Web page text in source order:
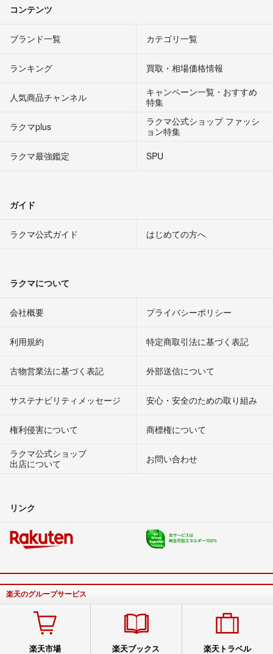
コンテンツ
ブランド一覧 カテゴリ一覧
ランキング 買取・相場価格情報
人気商品チャンネル
キャンペーン一覧・おすすめ
特集
ラクマplus
ラクマ公式ショップ ファッシ
ョン特集
ラクマ最強鑑定
SPU
ガイド
ラクマ公式ガイド はじめての方へ
ラクマについて
会社概要 プライバシーポリシー
利用規約 特定商取引法に基づく表記
古物営業法に基づく表記 外部送信について
サステナビリティメッセージ 安心・安全のための取り組み
権利侵害について
商標権について
ラクマ公式ショップ
出店について
お問い合わせ
リンク
楽天のグループサービス
楽天市場 楽天ブックス 楽天トラベル